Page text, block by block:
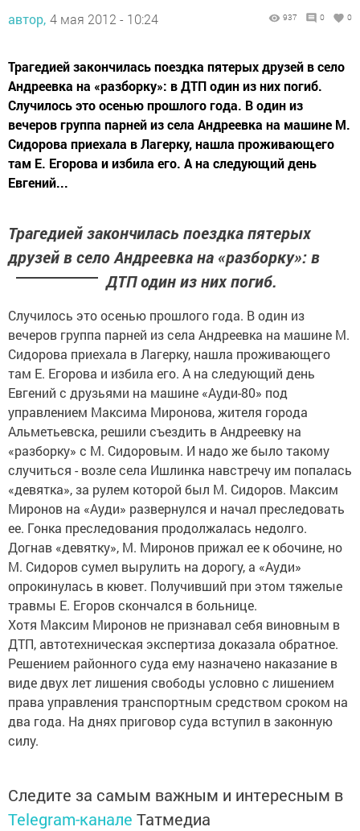
автор, 4 мая 2012 - 10:24 937 0 0
Трагедией закончилась поездка пятерых друзей в село
Андреевка на «разборку»: в ДТП один из них погиб.
Случилось это осенью прошлого года. В один из
вечеров группа парней из села Андреевка на машине М.
Сидорова приехала в Лагерку, нашла проживающего
там Е. Егорова и избила его. А на следующий день
Евгений...
Трагедией закончилась поездка пятерых
друзей в село Андреевка на «разборку»: в
ДТП один из них погиб.
Случилось это осенью прошлого года. В один из
вечеров группа парней из села Андреевка на машине М.
Сидорова приехала в Лагерку, нашла проживающего
там Е. Егорова и избила его. А на следующий день
Евгений с друзьями на машине «Ауди-80» под
управлением Максима Миронова, жителя города
Альметьевска, решили съездить в Андреевку на
«разборку» с М. Сидоровым. И надо же было такому
случиться - возле села Ишлинка навстречу им попалась
«девятка», за рулем которой был М. Сидоров. Максим
Миронов на «Ауди» развернулся и начал преследовать
ее. Гонка преследования продолжалась недолго.
Догнав «девятку», М. Миронов прижал ее к обочине, но
М. Сидоров сумел вырулить на дорогу, а «Ауди»
опрокинулась в кювет. Получивший при этом тяжелые
травмы Е. Егоров скончался в больнице.
Хотя Максим Миронов не признавал себя виновным в
ДТП, автотехническая экспертиза доказала обратное.
Решением районного суда ему назначено наказание в
виде двух лет лишения свободы условно с лишением
права управления транспортным средством сроком на
два года. На днях приговор суда вступил в законную
силу.
Следите за самым важным и интересным в
Telegram-канале Татмедиа